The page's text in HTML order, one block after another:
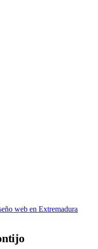
web en Extremadura